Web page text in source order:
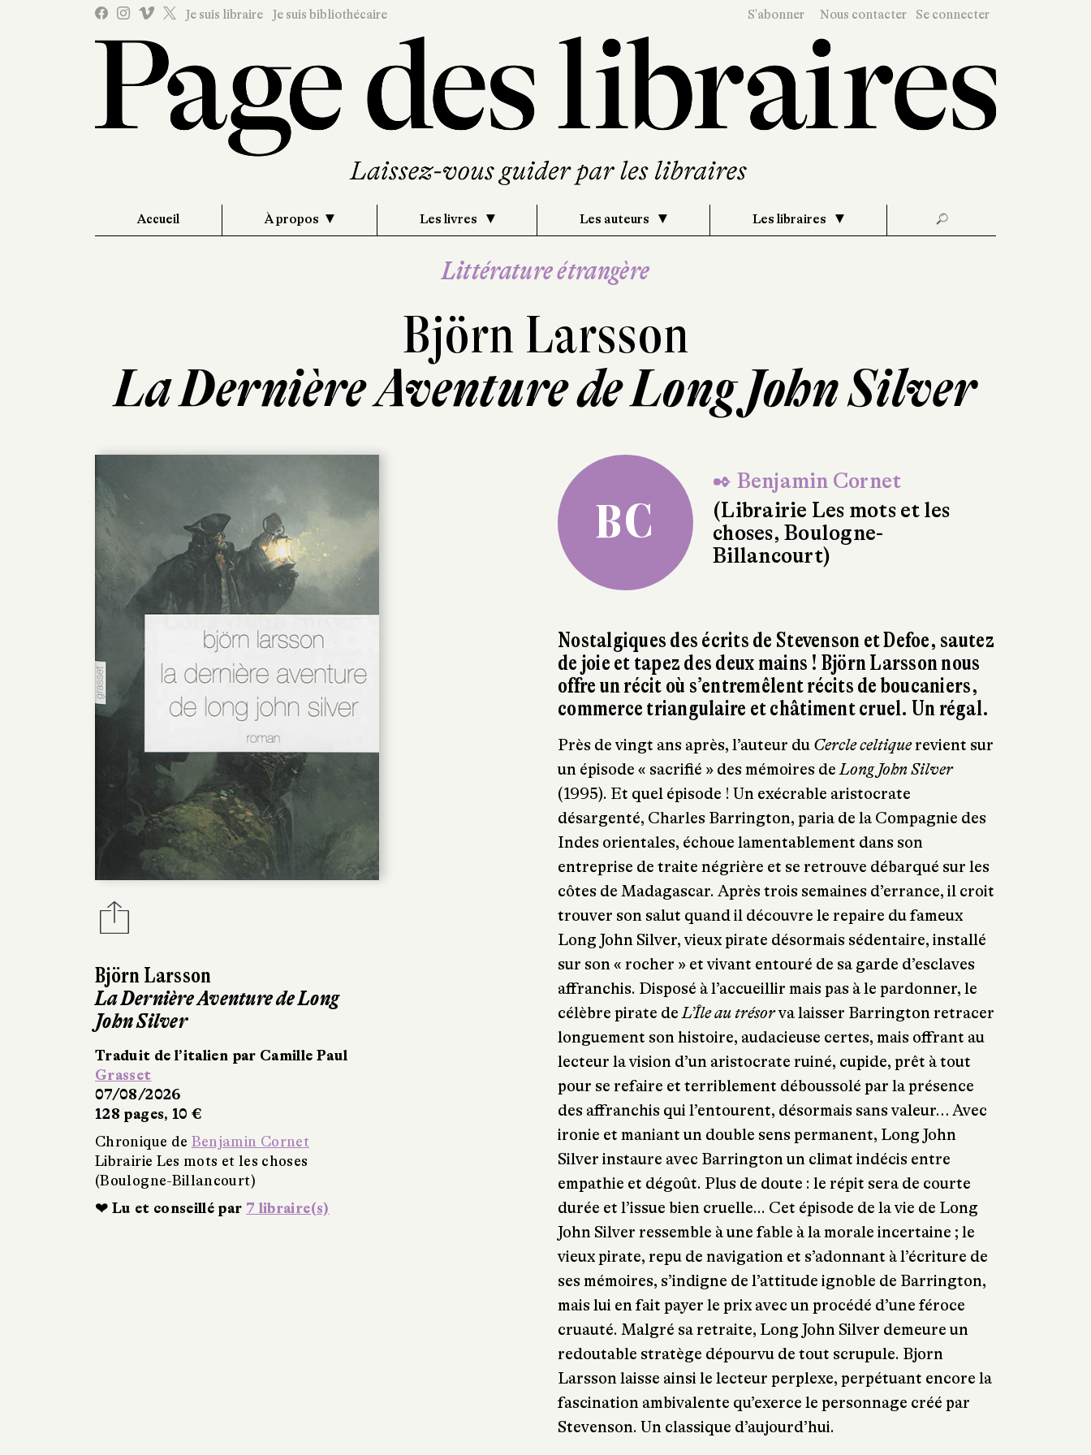
Je suis libraire Je suis bibliothécaire S'abonner Nous contacter Se connecter
Accueil À propos Les livres Les auteurs Les libraires 🔎
Littérature étrangère
Björn Larsson
La Dernière Aventure de Long John Silver
Björn Larsson
La Dernière Aventure de Long
John Silver
Traduit de l’italien par Camille Paul
Grasset
07/08/2026
128 pages, 10 €
Chronique de Benjamin Cornet
Librairie Les mots et les choses
(Boulogne-Billancourt)
❤ Lu et conseillé par 7 libraire(s)
BC
✒ Benjamin Cornet
(Librairie Les mots et les
choses, Boulogne-
Billancourt)
Nostalgiques des écrits de Stevenson et Defoe, sautez
de joie et tapez des deux mains ! Björn Larsson nous
offre un récit où s’entremêlent récits de boucaniers,
commerce triangulaire et châtiment cruel. Un régal.
Près de vingt ans après, l’auteur du Cercle celtiquerevient sur
un épisode « sacrifié » des mémoires deLong John Silver
(1995). Et quel épisode ! Un exécrable aristocrate
désargenté, Charles Barrington, paria de la Compagnie des
Indes orientales, échoue lamentablement dans son
entreprise de traite négrière et se retrouve débarqué sur les
côtes de Madagascar. Après trois semaines d’errance, il croit
trouver son salut quand il découvre le repaire du fameux
Long John Silver, vieux pirate désormais sédentaire, installé
sur son « rocher » et vivant entouré de sa garde d’esclaves
affranchis. Disposé à l’accueillir mais pas à le pardonner, le
célèbre pirate deL’Île au trésorva laisser Barrington retracer
longuement son histoire, audacieuse certes, mais offrant au
lecteur la vision d’un aristocrate ruiné, cupide, prêt à tout
pour se refaire et terriblement déboussolé par la présence
des affranchis qui l’entourent, désormais sans valeur… Avec
ironie et maniant un double sens permanent, Long John
Silver instaure avec Barrington un climat indécis entre
empathie et dégoût. Plus de doute : le répit sera de courte
durée et l’issue bien cruelle... Cet épisode de la vie de Long
John Silver ressemble à une fable à la morale incertaine ; le
vieux pirate, repu de navigation et s’adonnant à l’écriture de
ses mémoires, s’indigne de l’attitude ignoble de Barrington,
mais lui en fait payer le prix avec un procédé d’une féroce
cruauté. Malgré sa retraite, Long John Silver demeure un
redoutable stratège dépourvu de tout scrupule. Bjorn
Larsson laisse ainsi le lecteur perplexe, perpétuant encore la
fascination ambivalente qu’exerce le personnage créé par
Stevenson. Un classique d’aujourd’hui.